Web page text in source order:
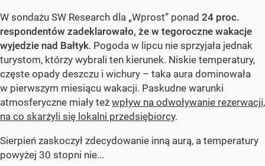
W sondażu SW Research dla „Wprost” ponad 24 proc.
respondentów zadeklarowało, że w tegoroczne wakacje
wyjedzie nad Bałtyk. Pogoda w lipcu nie sprzyjała jednak
turystom, którzy wybrali ten kierunek. Niskie temperatury,
częste opady deszczu i wichury – taka aura dominowała
w pierwszym miesiącu wakacji. Paskudne warunki
atmosferyczne miały też wpływ na odwoływanie rezerwacji,
na co skarżyli się lokalni przedsiębiorcy.
Sierpień zaskoczył zdecydowanie inną aurą, a temperatury
powyżej 30 stopni nie...